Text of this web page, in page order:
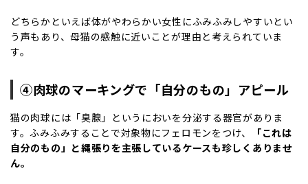
どちらかといえば体がやわらかい女性にふみふみしやすいとい
う声もあり、母猫の感触に近いことが理由と考えられていま
す。
④肉球のマーキングで「自分のもの」アピール
猫の肉球には「臭腺」というにおいを分泌する器官がありま
す。ふみふみすることで対象物にフェロモンをつけ、
「これは
自分のもの」と縄張りを主張しているケースも珍しくありませ
ん。